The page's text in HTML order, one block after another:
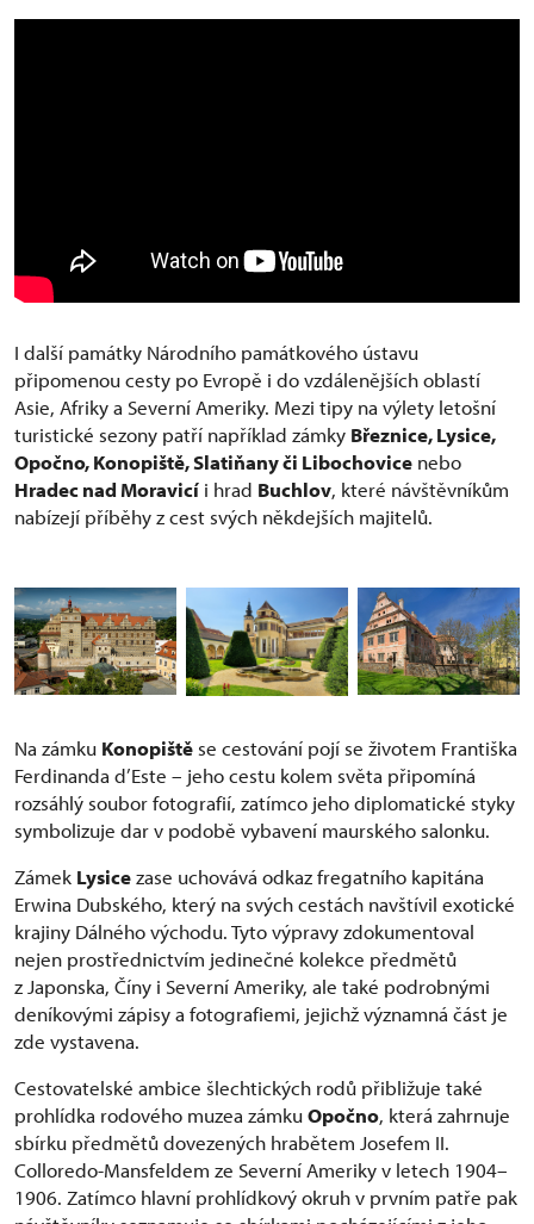
I další památky Národního památkového ústavu
připomenou cesty po Evropě i do vzdálenějších oblastí
Asie, Afriky a Severní Ameriky. Mezi tipy na výlety letošní
turistické sezony patří například zámky Březnice, Lysice,
Opočno, Konopiště, Slatiňany či Libochovice nebo
Hradec nad Moravicí i hrad Buchlov, které návštěvníkům
nabízejí příběhy z cest svých někdejších majitelů.
Na zámku Konopiště se cestování pojí se životem Františka
Ferdinanda d’Este – jeho cestu kolem světa připomíná
rozsáhlý soubor fotografií, zatímco jeho diplomatické styky
symbolizuje dar v podobě vybavení maurského salonku.
Zámek Lysicezase uchovává odkaz fregatního kapitána
Erwina Dubského, který na svých cestách navštívil exotické
krajiny Dálného východu. Tyto výpravy zdokumentoval
nejen prostřednictvím jedinečné kolekce předmětů
z Japonska, Číny i Severní Ameriky, ale také podrobnými
deníkovými zápisy a fotografiemi, jejichž významná část je
zde vystavena.
Cestovatelské ambice šlechtických rodů přibližuje také
prohlídka rodového muzea zámkuOpočno, která zahrnuje
sbírku předmětů dovezených hrabětem Josefem II.
Colloredo-Mansfeldem ze Severní Ameriky v letech 1904–
1906. Zatímco hlavní prohlídkový okruh v prvním patře pak